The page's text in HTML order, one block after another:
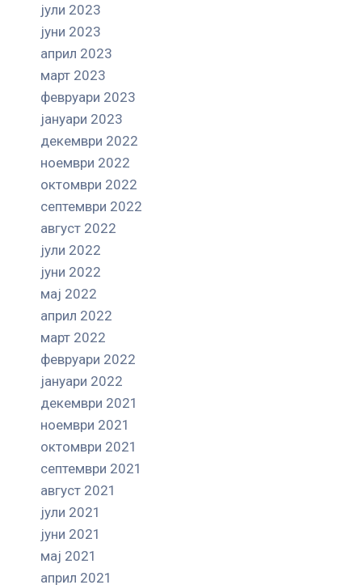
јули 2023
јуни 2023
април 2023
март 2023
февруари 2023
јануари 2023
декември 2022
ноември 2022
октомври 2022
септември 2022
август 2022
јули 2022
јуни 2022
мај 2022
април 2022
март 2022
февруари 2022
јануари 2022
декември 2021
ноември 2021
октомври 2021
септември 2021
август 2021
јули 2021
јуни 2021
мај 2021
април 2021